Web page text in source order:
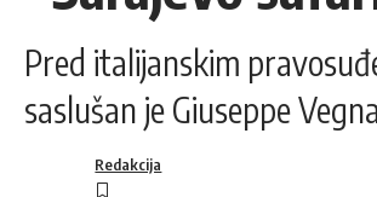
Pred italijanskim
saslušan je Giuseppe
Redakcija